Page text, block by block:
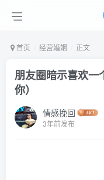
首页 经营婚姻 正文
朋友圈暗示喜欢一
你）
情感挽回
3年前发布